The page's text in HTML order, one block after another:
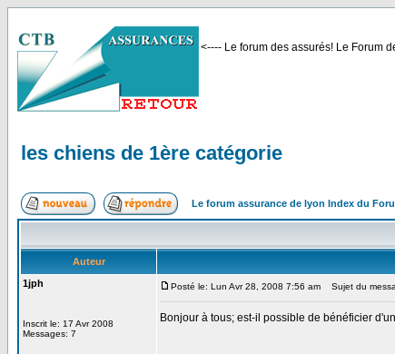
<---- Le forum des assurés! Le Forum
les chiens de 1ère catégorie
Le forum assurance de lyon Index du
Auteur
1jph
Inscrit le: 17 Avr 2008
Messages: 7
Posté le: Lun Avr 28, 2008 7:56 am Sujet du
Bonjour à tous; est-il possible de bénéficier